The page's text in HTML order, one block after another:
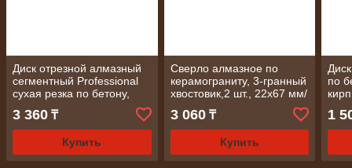
Диск отрезной алмазный
сегментный Professional
сухая резка по бетону,
150х7х22.23/ MS
3 360 ₸
Купить
Сверло алмазное по
керамограниту, 3-гранный
хвостовик,2 шт., 22х67 мм/
3 060₸
Купить
по
1